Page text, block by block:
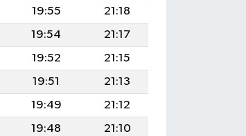
19:55
21:18
19:54
21:17
19:52
21:15
19:51
21:13
19:49
21:12
19:48
21:10